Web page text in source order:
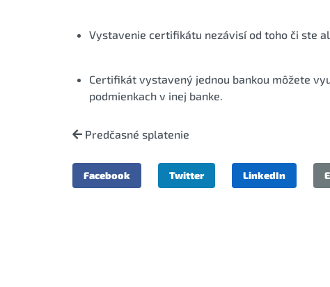
Vystavenie certifikátu nezávisí od toho či ste
Certifikát vystavený jednou bankou môžete
podmienkach v inej banke.
Predčasné splatenie
Facebook Twitter LinkedIn